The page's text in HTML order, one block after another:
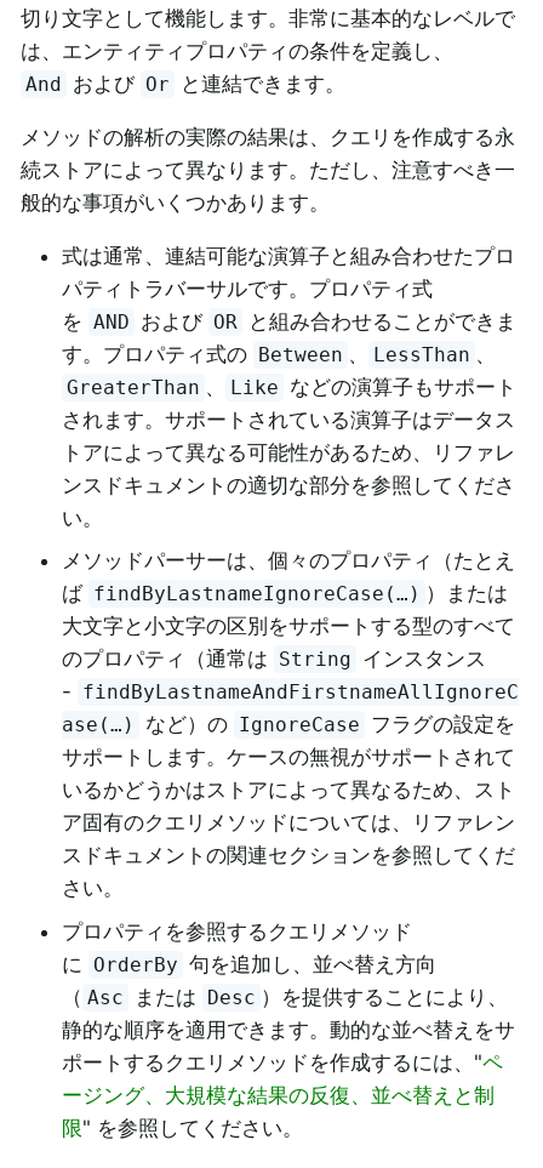
切り文字として機能します。非常に基本的なレベルで
は、エンティティプロパティの条件を定義し、
And および Or と連結できます。
メソッドの解析の実際の結果は、クエリを作成する永
続ストアによって異なります。ただし、注意すべき一
般的な事項がいくつかあります。
式は通常、連結可能な演算子と組み合わせたプロ
パティトラバーサルです。プロパティ式
を AND および OR
と組み合わせることができま
す。プロパティ式の Between 、 LessThan 、
GreaterThan 、 Like などの演算子もサポート
されます。サポートされている演算子はデータス
トアによって異なる可能性があるため、リファレ
ンスドキュメントの適切な部分を参照してくださ
い。
メソッドパーサーは、個々のプロパティ（たとえ
ば findByLastnameIgnoreCase(…) ）または
大文字と小文字の区別をサポートする型のすべて
のプロパティ（通常は String インスタンス
- findByLastnameAndFirstnameAllIgnoreC
ase(…)
など）の IgnoreCase フラグの設定を
サポートします。ケースの無視がサポートされて
いるかどうかはストアによって異なるため、スト
ア固有のクエリメソッドについては、リファレン
スドキュメントの関連セクションを参照してくだ
さい。
プロパティを参照するクエリメソッド
に
OrderBy 句を追加し、並べ替え方向
（ Asc または Desc ）を提供することにより、
静的な順序を適用できます。動的な並べ替えをサ
ポートするクエリメソッドを作成するには、"ペ
ージング、大規模な結果の反復、並べ替えと制
限" を参照してください。